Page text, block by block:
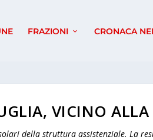
FRAZIONI CRONACA
VICINO ALLA
della struttura assistenziale. La